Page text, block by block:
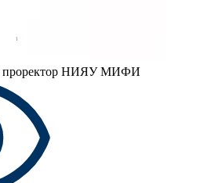
проректор НИЯУ МИФИ